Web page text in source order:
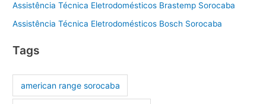
Assistência Técnica Eletrodomésticos Brastemp Sorocaba
Assistência Técnica Eletrodomésticos Bosch Sorocaba
Tags
american range sorocaba